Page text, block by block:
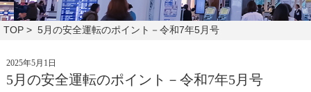
TOP > 5月の安全運転のポイント－令和7年5月号
2025年5月1日
5月の安全運転のポイント－令和7年5月号